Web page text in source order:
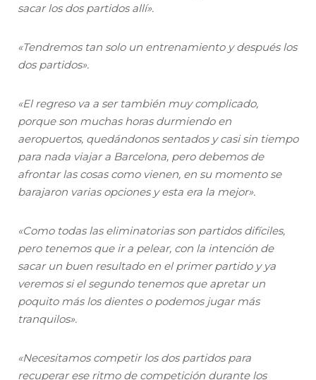
sacar los dos partidos allí».
«Tendremos tan solo un entrenamiento y después los
dos partidos».
«El regreso va a ser también muy complicado,
porque son muchas horas durmiendo en
aeropuertos, quedándonos sentados y casi sin tiempo
para nada viajar a Barcelona, pero debemos de
afrontar las cosas como vienen, en su momento se
barajaron varias opciones y esta era la mejor».
«Como todas las eliminatorias son partidos difíciles,
pero tenemos que ir a pelear, con la intención de
sacar un buen resultado en el primer partido y ya
veremos si el segundo tenemos que apretar un
poquito más los dientes o podemos jugar más
tranquilos».
«Necesitamos competir los dos partidos para
recuperar ese ritmo de competición durante los